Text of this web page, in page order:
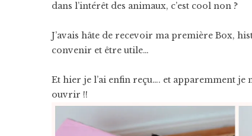
dans l’intérêt des animaux, c’est cool non ?
J’avais hâte de recevoir ma première Box,
convenir et être utile…
Et hier je l’ai enfin reçu…. et apparemment je
ouvrir !!